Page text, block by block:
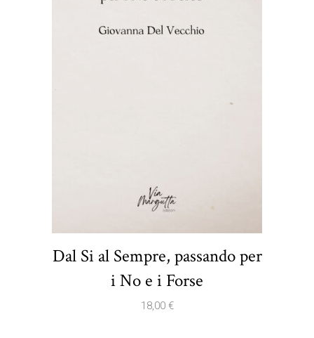
Dal Si al Sempre, passando per
i No e i Forse
18,00 €